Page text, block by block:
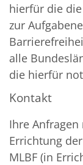
hierfür die
zur
alle
die hierfür
Kontakt
Ihre
Errichtung
MLBF (in